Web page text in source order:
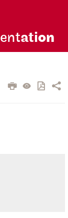
entation